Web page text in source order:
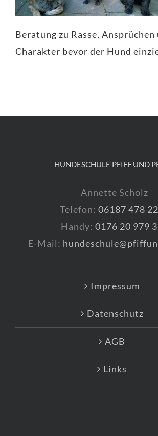
Beratung zu Rasse, Ansprüchen
Charakter bevor der Hund
HUNDESCHULE PFIFF UND
Annette Scholz
Telefon: 06187 478
Handy: 0176 20 979
E-Mail:
Impressum
Datenschutz
AGB
Links